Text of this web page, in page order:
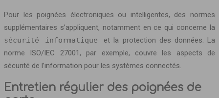
Pour les poignées électroniques ou intelligentes, des normes
supplémentaires s’appliquent, notamment en ce qui concerne la
sécurité informatique et la protection des données. La
norme ISO/IEC 27001, par exemple, couvre les aspects de
sécurité de l’information pour les systèmes connectés.
Entretien régulier des poignées de